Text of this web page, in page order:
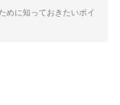
めに知っておきたいポイ